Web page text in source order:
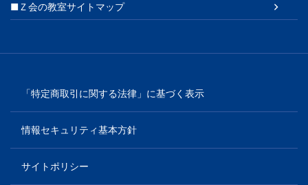
■Ｚ会の教室サイトマップ
「特定商取引に関する法律」に基づく表示
情報セキュリティ基本方針
サイトポリシー